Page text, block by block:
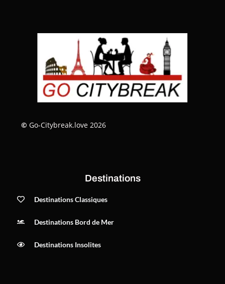
© Go-Citybreak.love 2026
Destinations
Destinations Classiques
Destinations Bord de Mer
Destinations Insolites